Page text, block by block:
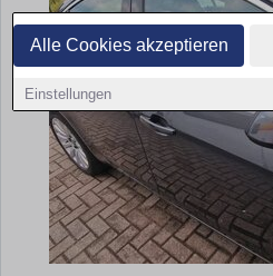
Alle Cookies akzeptieren
Einstellungen